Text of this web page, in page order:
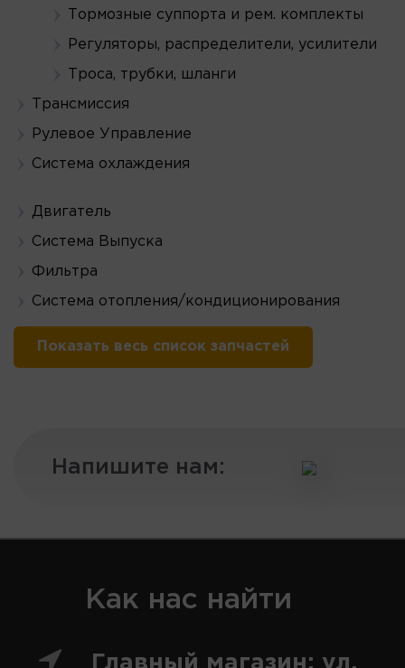
Тормозные суппорта и рем. комплекты
Регуляторы, распределители, усилители
Троса, трубки, шланги
Трансмиссия
Рулевое Управление
Система охлаждения
Двигатель
Система Выпуска
Фильтра
Система отопления/кондиционирования
Показать весь список запчастей
Напишите нам:
Как нас найти
Главный магазин: ул.